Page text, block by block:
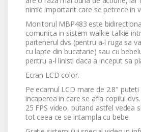
nimic important care se petrece in
Monitorul MBP483 este
comunica in sistem walkie-talkie
partenerul dvs (pentru a-l ruga sa
cu lapte din bucatarie) sau cu
pentru a-l linisti daca a inceput sa
Ecran LCD color.
Pe ecarnul LCD mare de 2.8"
incaperea in care se afla copilul
25 FPS video, putand astfel vedea
tot ceea ce se intampla cu bebe.